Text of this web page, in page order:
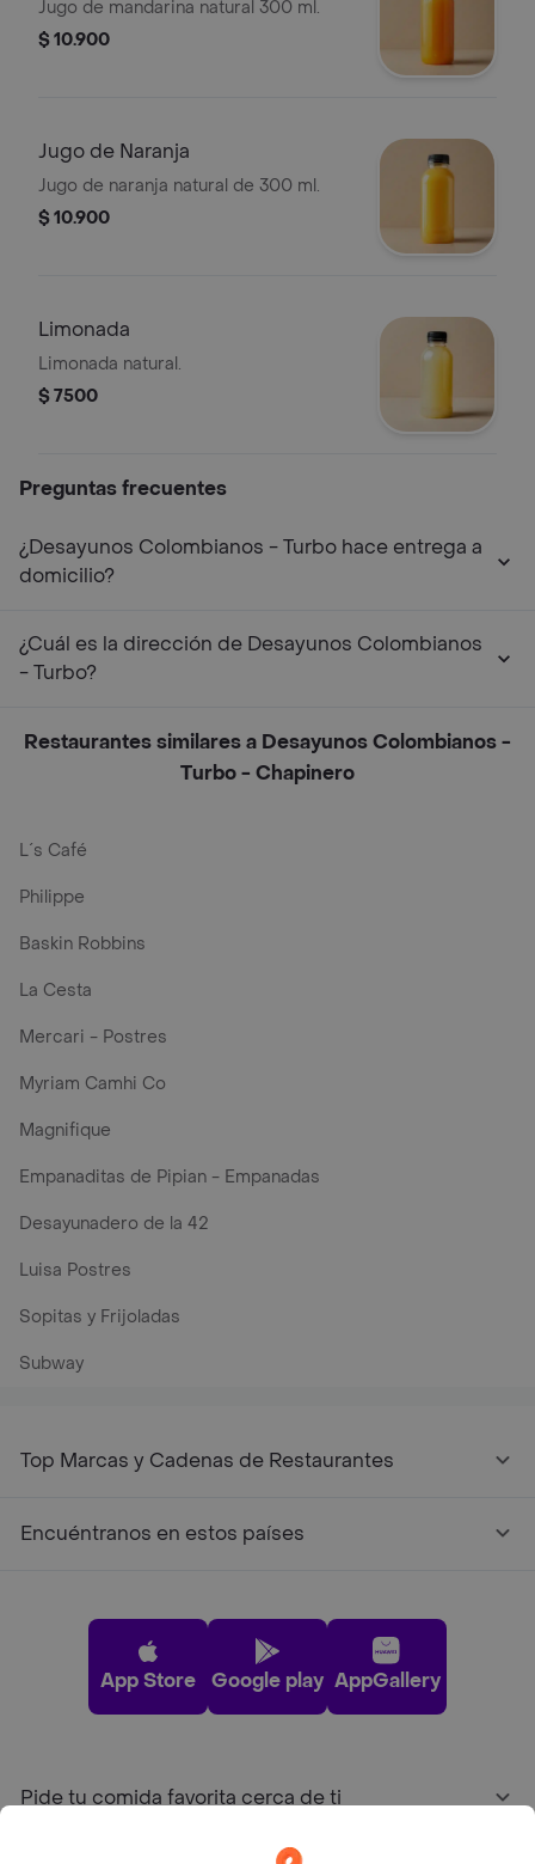
Jugo de mandarina natural 300 ml.
$ 10.900
Jugo de Naranja
Jugo de naranja natural de 300 ml.
$ 10.900
Limonada
Limonada natural.
$ 7500
Preguntas frecuentes
¿Desayunos Colombianos - Turbo hace entrega a
domicilio?
¿Cuál es la dirección de Desayunos Colombianos
- Turbo?
Restaurantes similares a Desayunos Colombianos -
Turbo - Chapinero
L´s Café
Philippe
Baskin Robbins
La Cesta
Mercari - Postres
Myriam Camhi Co
Magnifique
Empanaditas de Pipian - Empanadas
Desayunadero de la 42
Luisa Postres
Sopitas y Frijoladas
Subway
Top Marcas y Cadenas de Restaurantes
Encuéntranos en estos países
App Store Google play AppGallery
Pide tu comida favorita cerca de ti